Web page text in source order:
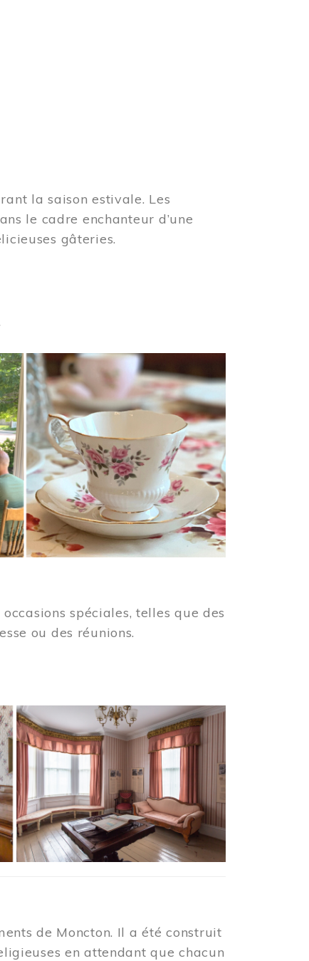
la saison estivale. Les
le cadre enchanteur d’une
gâteries.
spéciales, telles que des
ou des réunions.
de Moncton. Il a été construit
en attendant que chacun